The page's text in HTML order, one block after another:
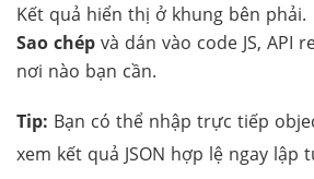
Kết quả hiển thị ở khung bên phải.
Sao chép và dán vào code JS, API
nơi nào bạn cần.
Tip: Bạn có thể nhập trực tiếp
xem kết quả JSON hợp lệ ngay lập